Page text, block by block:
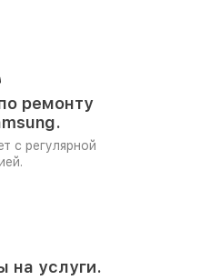
ремонту
с регулярной
на услуги.